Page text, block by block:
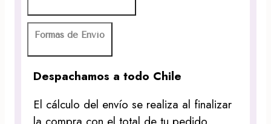
Formas de Envío
Despachamos a todo Chile
El cálculo del envío se realiza al finalizar